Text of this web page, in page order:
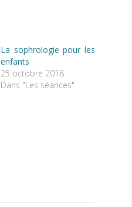
La sophrologie pour les
enfants
25 octobre 2018
Dans "Les séances"